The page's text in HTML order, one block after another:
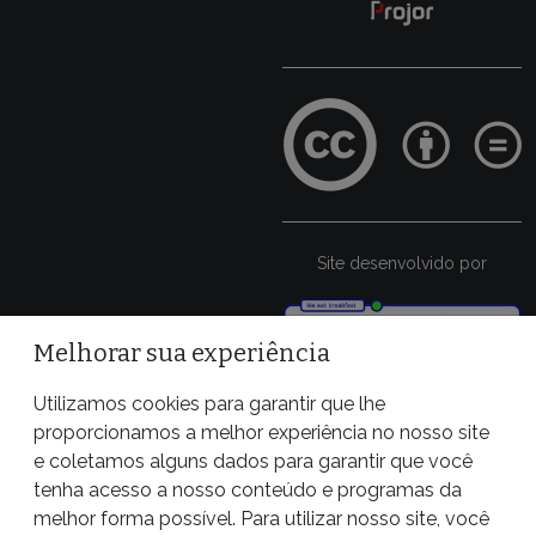
Site desenvolvido por
Melhorar sua experiência
Utilizamos cookies para garantir que lhe
proporcionamos a melhor experiência no nosso site
e coletamos alguns dados para garantir que você
tenha acesso a nosso conteúdo e programas da
melhor forma possível. Para utilizar nosso site, você